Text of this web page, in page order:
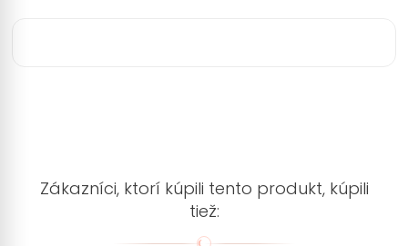
Zákazníci, ktorí kúpili tento produkt, kúpili
tiež: